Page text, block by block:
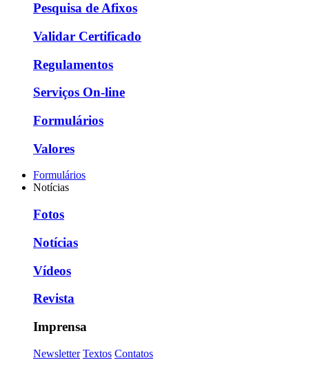
Pesquisa de Afixos
Validar Certificado
Regulamentos
Serviços On-line
Formulários
Valores
Formulários
Notícias
Fotos
Notícias
Vídeos
Revista
Imprensa
Newsletter Textos Contatos